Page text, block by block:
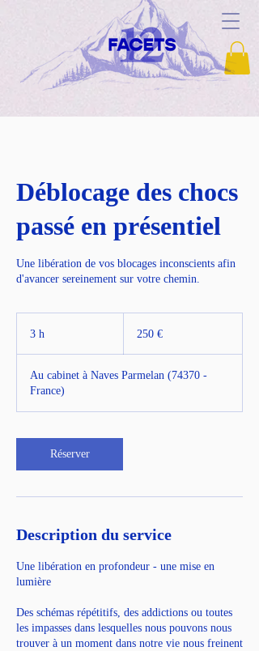
Déblocage des chocs
passé en présentiel
Une libération de vos blocages inconscients afin
d'avancer sereinement sur votre chemin.
3 h 250 €
Au cabinet à Naves Parmelan (74370 -
France)
Réserver
Description du service
Une libération en profondeur - une mise en
lumière
Des schémas répétitifs, des addictions ou toutes
les impasses dans lesquelles nous pouvons nous
trouver à un moment dans notre vie nous freinent